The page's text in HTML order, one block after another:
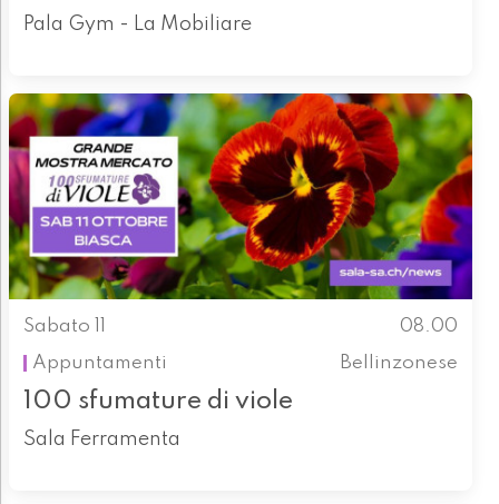
Pala Gym - La Mobiliare
Sabato 11
08.00
Appuntamenti
Bellinzonese
100 sfumature di viole
Sala Ferramenta